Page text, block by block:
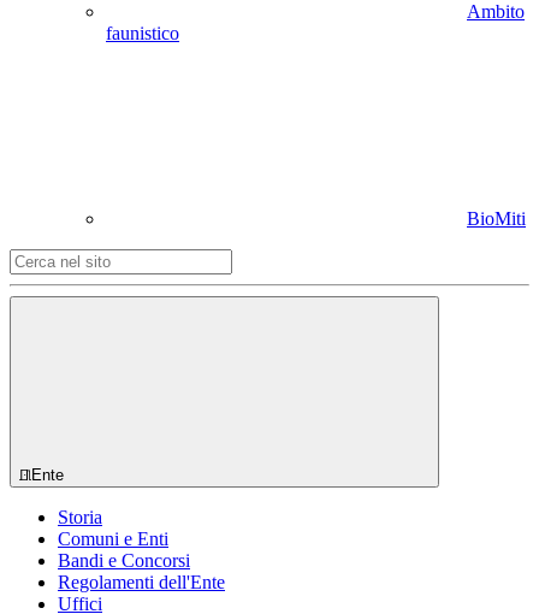
Ambito
faunistico
BioMiti
Ente
Storia
Comuni e Enti
Bandi e Concorsi
Regolamenti dell'Ente
Uffici